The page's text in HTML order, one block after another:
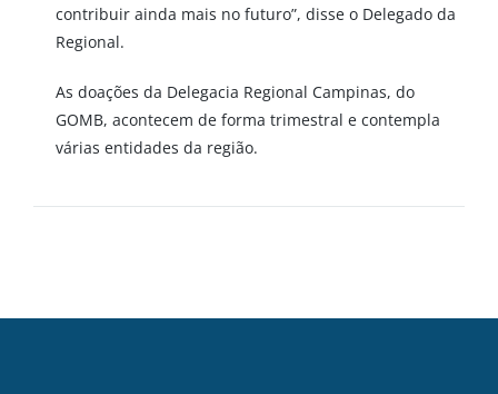
contribuir ainda mais no futuro”, disse o Delegado da
Regional.
As doações da Delegacia Regional Campinas, do
GOMB, acontecem de forma trimestral e contempla
várias entidades da região.